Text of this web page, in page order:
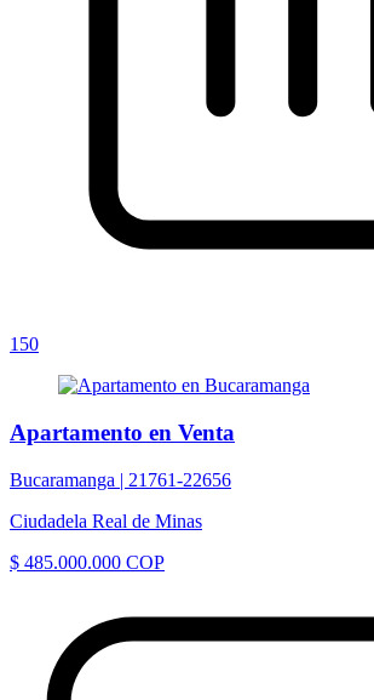
150
Apartamento en Venta
Bucaramanga | 21761-22656
Ciudadela Real de Minas
$ 485.000.000 COP